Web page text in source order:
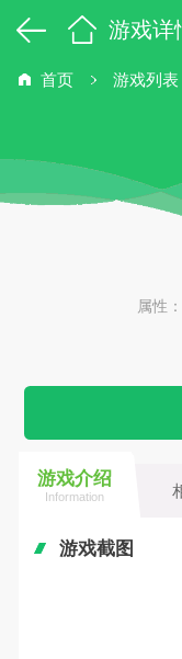
游戏详
首页 游戏列表
属性：
游戏介绍
Information
游戏截图